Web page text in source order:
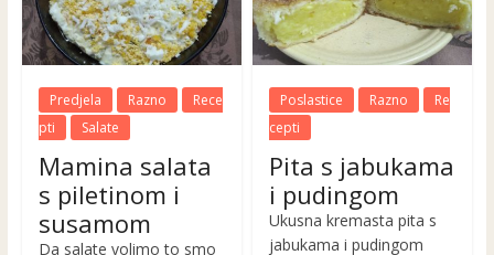
Predjela Razno
Rece
pti
Salate
Mamina salata
s piletinom i
susamom
Da salate volimo to smo
Poslastice Razno
Re
cepti
Pita s jabukama
i pudingom
Ukusna kremasta pita s
jabukama i pudingom